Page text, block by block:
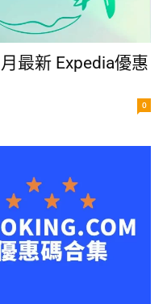
最新 Expedia優惠
0